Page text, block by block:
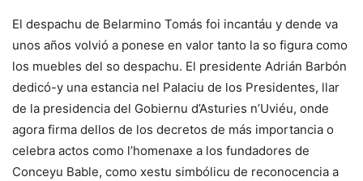
El despachu de Belarmino Tomás foi incantáu y dende va
unos años volvió a ponese en valor tanto la so figura como
los muebles del so despachu. El presidente Adrián Barbón
dedicó-y una estancia nel Palaciu de los Presidentes, llar
de la presidencia del Gobiernu d’Asturies n’Uviéu, onde
agora firma dellos de los decretos de más importancia o
celebra actos como l’homenaxe a los fundadores de
Conceyu Bable, como xestu simbólicu de reconocencia a